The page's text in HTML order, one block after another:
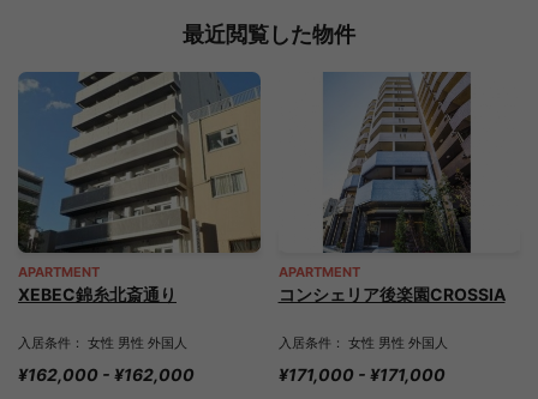
最近閲覧した物件
APARTMENT
XEBEC錦糸北斎通り
入居条件： 女性 男性 外国人
¥162,000 - ¥162,000
APARTMENT
コンシェリア後楽園CROSSIA
入居条件： 女性 男性 外国人
¥171,000 - ¥171,000